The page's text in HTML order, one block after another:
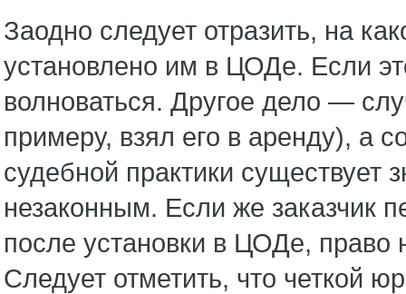
Заодно следует отразить, на
установлено им в ЦОДе. Если
волноваться. Другое дело —
примеру, взял его в аренду), а
судебной практики существует
незаконным. Если же заказчик
после установки в ЦОДе, право
Следует отметить, что четкой